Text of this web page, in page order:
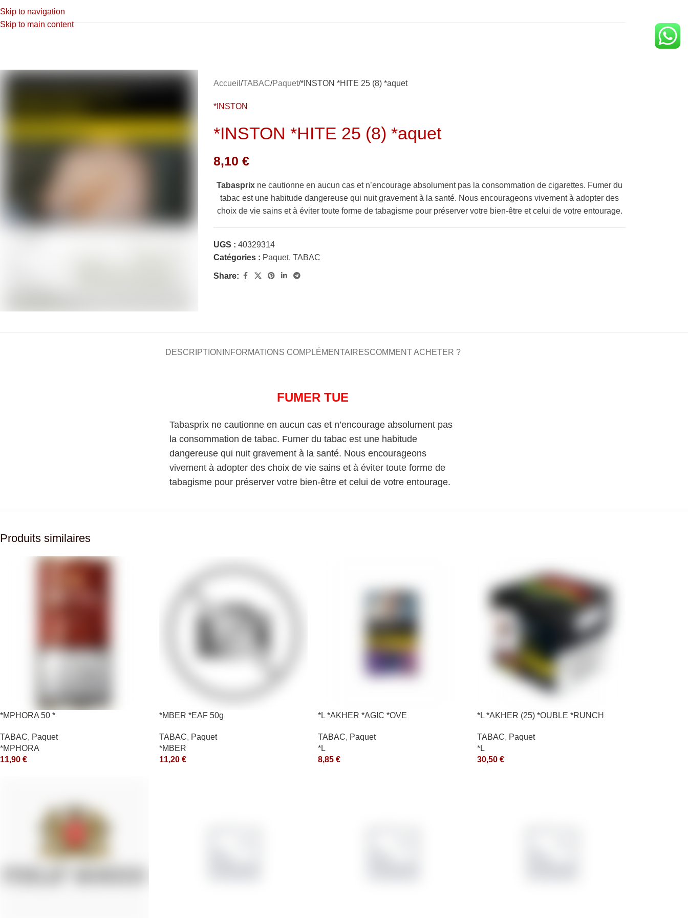
Skip to navigation
Skip to main content
Accueil TABAC Paquet *INSTON *HITE 25 (8) *aquet
*INSTON
*INSTON *HITE 25 (8) *aquet
8,10€
Tabasprix ne cautionne en aucun cas et n’encourage absolument pas la consommation de cigarettes. Fumer du
tabac est une habitude dangereuse qui nuit gravement à la santé. Nous encourageons vivement à adopter des
choix de vie sains et à éviter toute forme de tabagisme pour préserver votre bien-être et celui de votre entourage.
UGS :40329314
Catégories : Paquet, TABAC
Share:
DESCRIPTION INFORMATIONS COMPLÉMENTAIRESCOMMENT ACHETER ?
FUMER TUE
Tabasprix ne cautionne en aucun cas et n’encourage absolument pas
la consommation de tabac. Fumer du tabac est une habitude
dangereuse qui nuit gravement à la santé. Nous encourageons
vivement à adopter des choix de vie sains et à éviter toute forme de
tabagisme pour préserver votre bien-être et celui de votre entourage.
Produits similaires
*MPHORA 50 *
TABAC, Paquet
*MPHORA
11,90 €
*MBER *EAF 50g
TABAC, Paquet
*MBER
11,20 €
*L *AKHER *AGIC *OVE
TABAC, Paquet
*L
8,85 €
*L *AKHER (25) *OUBLE *RUNCH
TABAC, Paquet
*L
30,50 €